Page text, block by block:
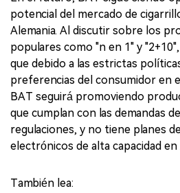
potencial del mercado de
Alemania. Al discutir sobre los
populares como "n en 1" y
que debido a las estrictas
preferencias del consumidor en
BAT seguirá promoviendo
que cumplan con las demandas
regulaciones, y no tiene planes
electrónicos de alta capacidad en
También lea: